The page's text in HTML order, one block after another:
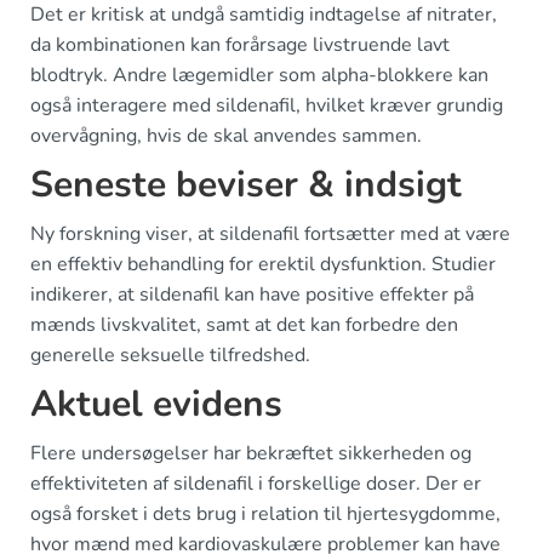
Det er kritisk at undgå samtidig indtagelse af nitrater,
da kombinationen kan forårsage livstruende lavt
blodtryk. Andre lægemidler som alpha-blokkere kan
også interagere med sildenafil, hvilket kræver grundig
overvågning, hvis de skal anvendes sammen.
Seneste beviser & indsigt
Ny forskning viser, at sildenafil fortsætter med at være
en effektiv behandling for erektil dysfunktion. Studier
indikerer, at sildenafil kan have positive effekter på
mænds livskvalitet, samt at det kan forbedre den
generelle seksuelle tilfredshed.
Aktuel evidens
Flere undersøgelser har bekræftet sikkerheden og
effektiviteten af sildenafil i forskellige doser. Der er
også forsket i dets brug i relation til hjertesygdomme,
hvor mænd med kardiovaskulære problemer kan have